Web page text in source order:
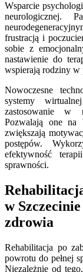
Wsparcie
neurologicznej.
frustracją i
sobie z
nastawienie do
wspierają rodziny w
Nowoczesne
systemy
zastosowanie w
Pozwalają one na
zwiększają
postępów.
efektywność
sprawności.
w
zdrowia
Rehabilitacja po
powrotu do pełnej
Niezależnie od